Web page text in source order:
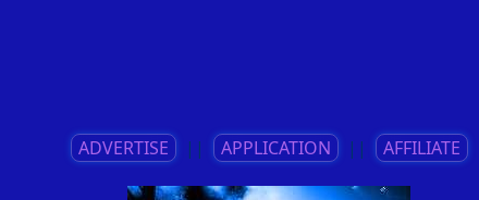
ADVERTISE || APPLICATION || AFFILIATE